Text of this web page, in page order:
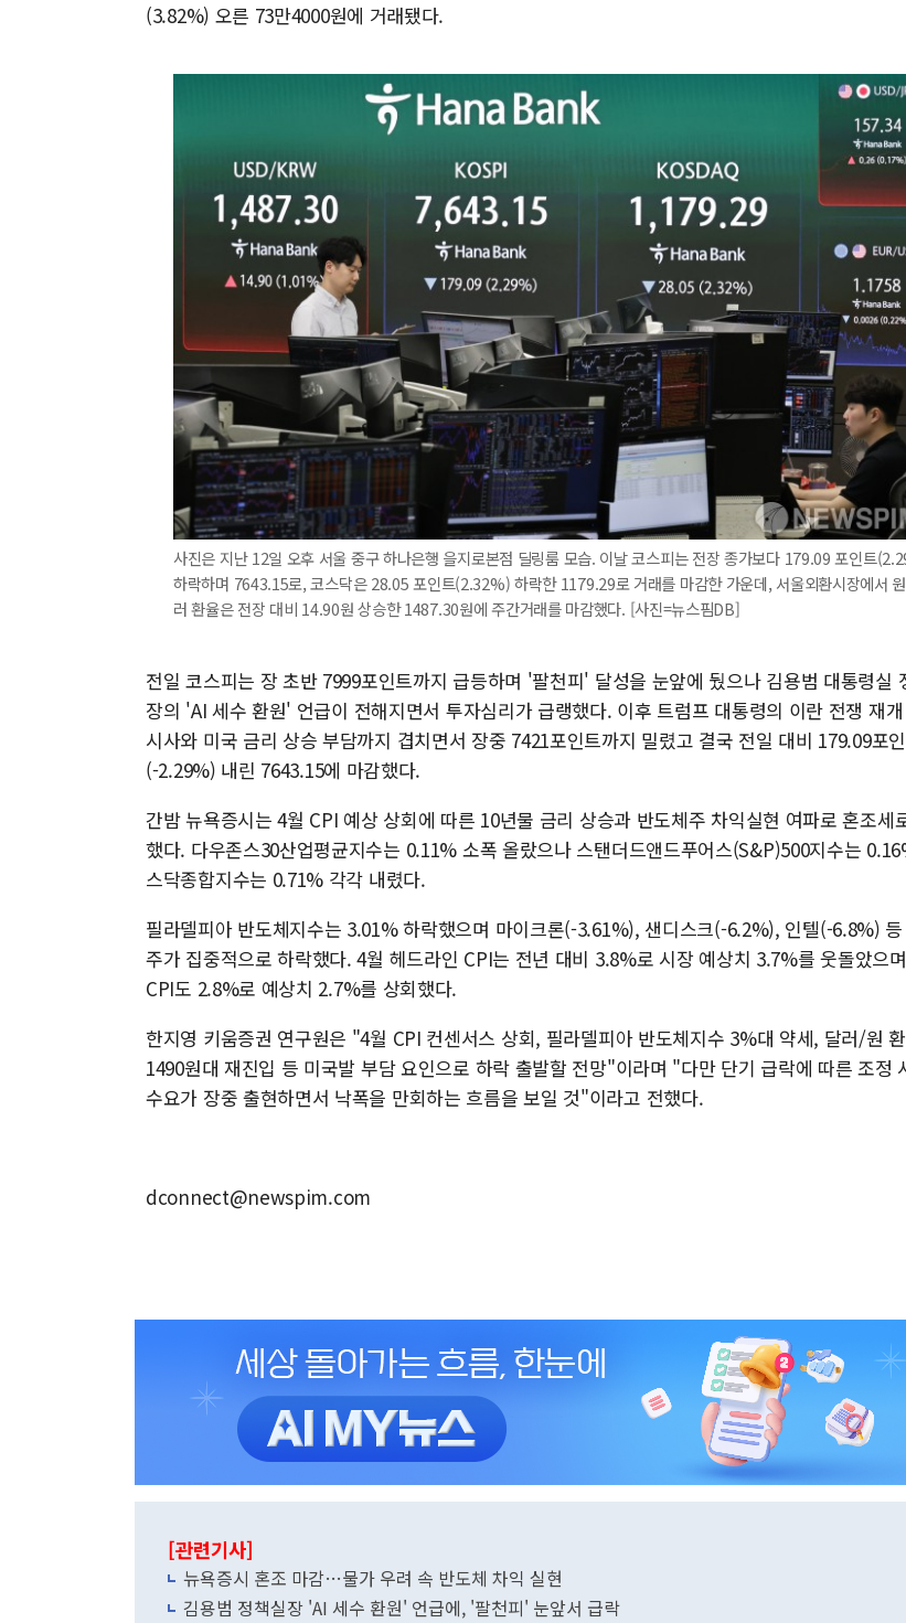
(3.82%) 오른 73만4000원에 거래됐다.
사진은 지난 12일 오후 서울 중구 하나은행 을지로본점 딜링룸 모습. 이날 코스피는 전장 종가보다 179.09 포인트
하락하며 7643.15로, 코스닥은 28.05 포인트(2.32%) 하락한 1179.29로 거래를 마감한 가운데, 서울외환시장에서
러 환율은 전장 대비 14.90원 상승한 1487.30원에 주간거래를 마감했다. [사진=뉴스핌DB]
전일 코스피는 장 초반 7999포인트까지 급등하며 '팔천피' 달성을 눈앞에 뒀으나 김용범 대통령실
장의 'AI 세수 환원' 언급이 전해지면서 투자심리가 급랭했다. 이후 트럼프 대통령의 이란 전쟁 재
시사와 미국 금리 상승 부담까지 겹치면서 장중 7421포인트까지 밀렸고 결국 전일 대비 179.09포
(-2.29%) 내린 7643.15에 마감했다.
간밤 뉴욕증시는 4월 CPI 예상 상회에 따른 10년물 금리 상승과 반도체주 차익실현 여파로 혼조세
했다. 다우존스30산업평균지수는 0.11% 소폭 올랐으나 스탠더드앤드푸어스(S&P)500지수는
스닥종합지수는 0.71% 각각 내렸다.
필라델피아 반도체지수는 3.01% 하락했으며 마이크론(-3.61%), 샌디스크(-6.2%), 인텔(-6.8%) 등
주가 집중적으로 하락했다. 4월 헤드라인 CPI는 전년 대비 3.8%로 시장 예상치 3.7%를 웃돌았으
CPI도 2.8%로 예상치 2.7%를 상회했다.
한지영 키움증권 연구원은 "4월 CPI 컨센서스 상회, 필라델피아 반도체지수 3%대 약세, 달러/원
1490원대 재진입 등 미국발 부담 요인으로 하락 출발할 전망"이라며 "다만 단기 급락에 따른 조정
수요가 장중 출현하면서 낙폭을 만회하는 흐름을 보일 것"이라고 전했다.
dconnect@newspim.com
[관련기사]
뉴욕증시 혼조 마감…물가 우려 속 반도체 차익 실현
김용범 정책실장 'AI 세수 환원' 언급에, '팔천피' 눈앞서 급락